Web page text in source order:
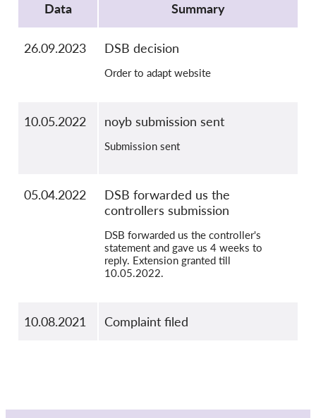
Data
Summary
26.09.2023 DSB decision
Order to adapt website
10.05.2022 noyb submission sent
Submission sent
05.04.2022
DSB forwarded us the
controllers submission
DSB forwarded us the controller's
statement and gave us 4 weeks to
reply. Extension granted till
10.05.2022.
10.08.2021 Complaint filed